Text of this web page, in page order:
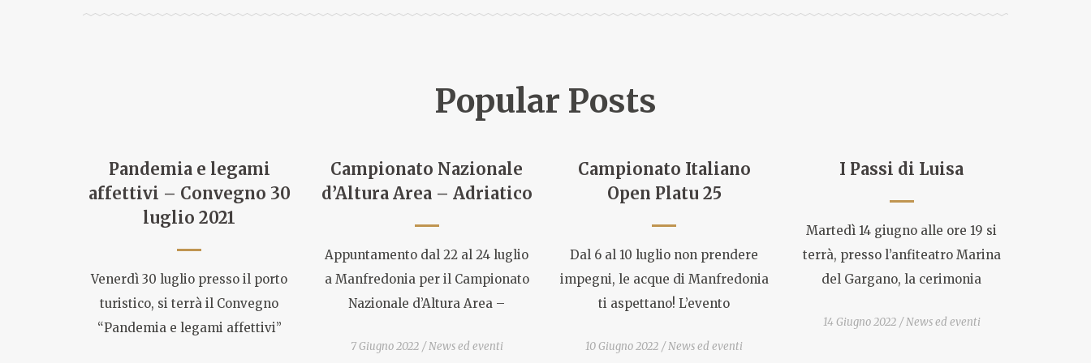
Popular Posts
Pandemia e legami
affettivi – Convegno 30
luglio 2021
Venerdì 30 luglio presso il porto
turistico, si terrà il Convegno
“Pandemia e legami affettivi”
Campionato Nazionale
d’Altura Area – Adriatico
Appuntamento dal 22 al 24 luglio
a Manfredonia per il Campionato
Nazionale d’Altura Area –
7 Giugno 2022 News ed eventi
Campionato Italiano
Open Platu 25
Dal 6 al 10 luglio non prendere
impegni, le acque di Manfredonia
ti aspettano! L’evento
10 Giugno 2022 News ed eventi
I Passi di Luisa
Martedì 14 giugno alle ore 19 si
terrà, presso l’anfiteatro Marina
del Gargano, la cerimonia
14 Giugno 2022 News ed eventi